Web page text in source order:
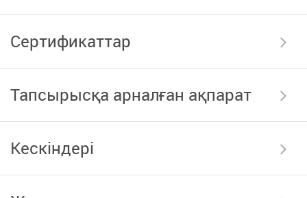
Сертификаттар
Тапсырысқа арналған ақпарат
Кескіндері